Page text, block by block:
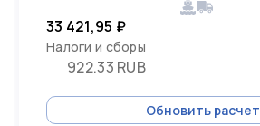
33 421,95 ₽
Налоги и сборы
922.33 RUB
Обновить расчет